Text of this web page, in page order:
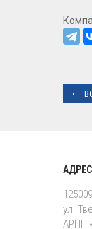
АДРЕС
ул.
АРПП